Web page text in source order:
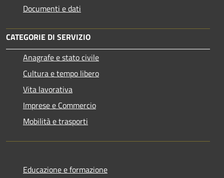
Documenti e dati
CATEGORIE DI SERVIZIO
Anagrafe e stato civile
Cultura e tempo libero
Vita lavorativa
Imprese e Commercio
Mobilità e trasporti
Educazione e formazione